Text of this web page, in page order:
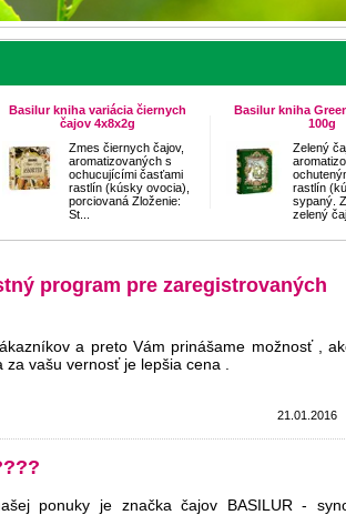
Basilur kniha variácia čiernych
čajov 4x8x2g
Zmes čiernych čajov,
aromatizovaných s
ochucujícími časťami
rastlín (kúsky ovocia),
porciovaná Zloženie:
St...
Basilur kniha
100g
Zelený
rastlín
sypaný.
zelený čaj
program pre zaregistrovaných
a preto Vám prinášame možnosť ,
vašu vernosť je lepšia cena .
21.01.2016
ponuky je značka čajov BASILUR -